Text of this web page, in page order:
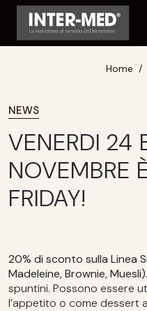
Home
NEWS
VENERDI 24
NOVEMBRE
FRIDAY!
20% di sconto sulla Linea
Madeleine, Brownie, Muesli)
spuntini. Possono essere
l’appetito o come dessert